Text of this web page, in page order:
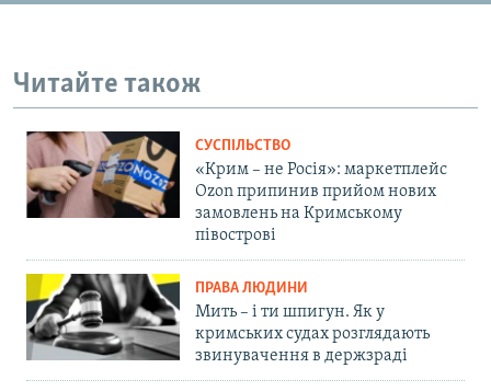
Читайте також
СУСПІЛЬСТВО
«Крим – не Росія»: маркетплейс
Ozon припинив прийом нових
замовлень на Кримському
півострові
ПРАВА ЛЮДИНИ
Мить – і ти шпигун. Як у
кримських судах розглядають
звинувачення в держзраді